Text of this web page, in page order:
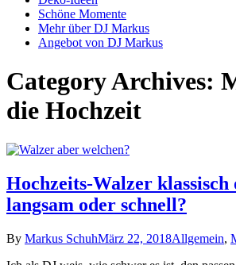
Schöne Momente
Mehr über DJ Markus
Angebot von DJ Markus
Category Archives:
die Hochzeit
Hochzeits-Walzer klassisch
langsam oder schnell?
By Markus SchuhMärz 22, 2018Allgemein,